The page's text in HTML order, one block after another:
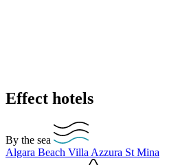
Effect hotels
By the sea
Algara Beach Villa Azzura St Mina